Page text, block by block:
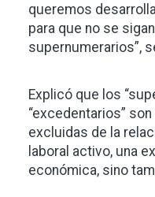
queremos
para que no se
supernumerarios”,
Explicó que los
“excedentarios”
excluidas de la
laboral activo, una
económica, sino